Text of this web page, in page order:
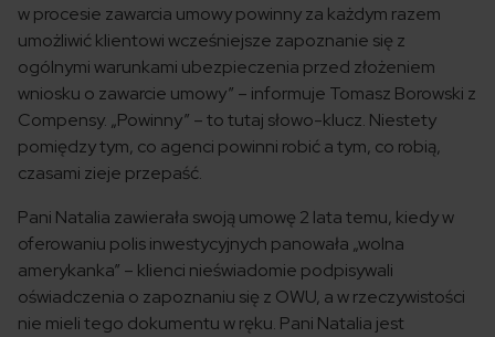
w procesie zawarcia umowy powinny za każdym razem
umożliwić klientowi wcześniejsze zapoznanie się z
ogólnymi warunkami ubezpieczenia przed złożeniem
wniosku o zawarcie umowy” – informuje Tomasz Borowski z
Compensy. „Powinny” – to tutaj słowo-klucz. Niestety
pomiędzy tym, co agenci powinni robić a tym, co robią,
czasami zieje przepaść.
Pani Natalia zawierała swoją umowę 2 lata temu, kiedy w
oferowaniu polis inwestycyjnych panowała „wolna
amerykanka” – klienci nieświadomie podpisywali
oświadczenia o zapoznaniu się z OWU, a w rzeczywistości
nie mieli tego dokumentu w ręku. Pani Natalia jest